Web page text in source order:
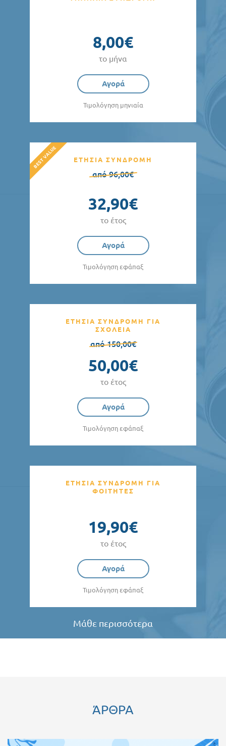
8,00€
το μήνα
Αγορά
Τιμολόγηση μηνιαία
ΕΤΗΣΙΑ ΣΥΝΔΡΟΜΗ
από 96,00€
32,90€
το έτος
Αγορά
Τιμολόγηση εφάπαξ
ΕΤΗΣΙΑ ΣΥΝΔΡΟΜΗ ΓΙΑ
ΣΧΟΛΕΙΑ
από 150,00€
50,00€
το έτος
Αγορά
Τιμολόγηση εφάπαξ
ΕΤΗΣΙΑ ΣΥΝΔΡΟΜΗ ΓΙΑ
ΦΟΙΤΗΤΕΣ
19,90€
το έτος
Αγορά
Τιμολόγηση εφάπαξ
Μάθε περισσότερα
ΆΡΘΡΑ